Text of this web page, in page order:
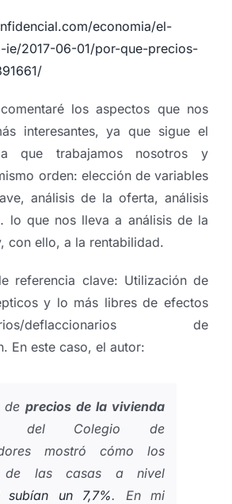
economia/el-
ie/2017-06-01/por-que-precios-
los aspectos que nos
interesantes, ya que sigue el
que trabajamos nosotros y
orden: elección de variables
análisis de la oferta, análisis
lo que nos lleva a análisis de la
con ello, a la rentabilidad.
referencia clave: Utilización de
y lo más libres de efectos
deflaccionarios de
En este caso, el autor:
de precios de la vivienda
del Colegio de
mostró cómo los
de las casas a nivel
subían un 7,7%. En mi